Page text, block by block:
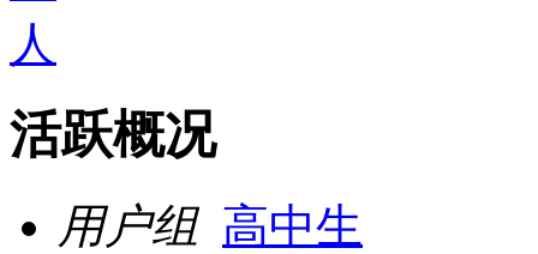
活跃概况
用户组 高中生